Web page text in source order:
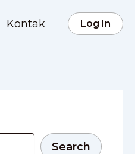
Kontak Log In
Search